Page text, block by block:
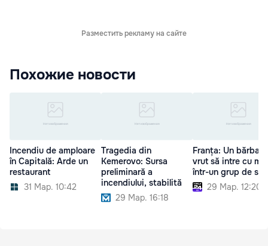
Разместить рекламу на сайте
Похожие новости
Incendiu de amploare
în Capitală: Arde un
restaurant
31 Мар. 10:42
Tragedia din
Kemerovo: Sursa
preliminară a
incendiului, stabilită
29 Мар. 16:18
Franța: Un bărbat
vrut să intre cu
într-un grup de
29 Мар. 12:20